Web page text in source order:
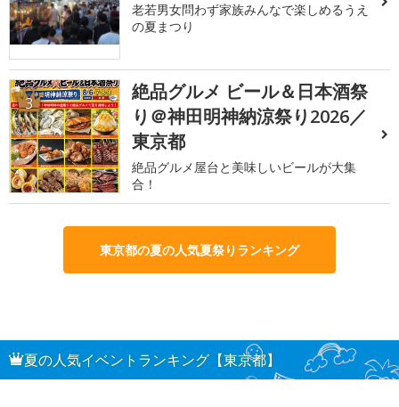
老若男女問わず家族みんなで楽しめるうえ
の夏まつり
3
絶品グルメ ビール＆日本酒祭
り＠神田明神納涼祭り2026／
東京都
絶品グルメ屋台と美味しいビールが大集
合！
東京都の夏の人気夏祭りランキング
夏の人気イベントランキング【東京都】